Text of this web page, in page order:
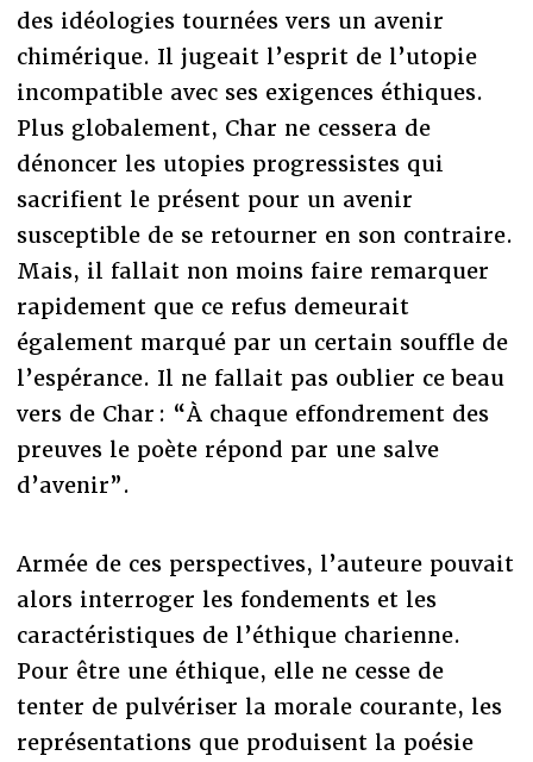
des idéologies tournées vers un avenir
chimérique. Il jugeait l’esprit de l’utopie
incompatible avec ses exigences éthiques.
Plus globalement, Char ne cessera de
dénoncer les utopies progressistes qui
sacrifient le présent pour un avenir
susceptible de se retourner en son contraire.
Mais, il fallait non moins faire remarquer
rapidement que ce refus demeurait
également marqué par un certain souffle de
l’espérance. Il ne fallait pas oublier ce beau
vers de Char : “À chaque effondrement des
preuves le poète répond par une salve
d’avenir”.
Armée de ces perspectives, l’auteure pouvait
alors interroger les fondements et les
caractéristiques de l’éthique charienne.
Pour être une éthique, elle ne cesse de
tenter de pulvériser la morale courante, les
représentations que produisent la poésie